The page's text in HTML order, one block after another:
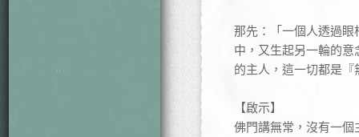
那先：「一個人透過
中，又生起另一輪的
的主人，這一切都是『
【啟示】
佛門講無常，沒有一